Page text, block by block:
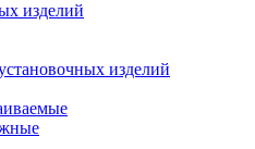
изделий
изделий